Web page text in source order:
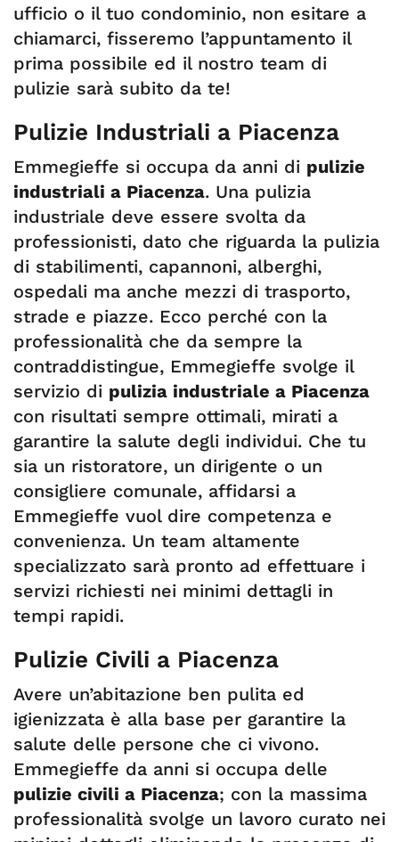
ufficio o il tuo condominio, non esitare a
chiamarci, fisseremo l’appuntamento il
prima possibile ed il nostro team di
pulizie sarà subito da te!
Pulizie Industriali a Piacenza
Emmegieffe si occupa da anni di pulizie
industriali a Piacenza. Una pulizia
industriale deve essere svolta da
professionisti, dato che riguarda la pulizia
di stabilimenti, capannoni, alberghi,
ospedali ma anche mezzi di trasporto,
strade e piazze. Ecco perché con la
professionalità che da sempre la
contraddistingue, Emmegieffe svolge il
servizio di pulizia industriale a Piacenza
con risultati sempre ottimali, mirati a
garantire la salute degli individui. Che tu
sia un ristoratore, un dirigente o un
consigliere comunale, affidarsi a
Emmegieffe vuol dire competenza e
convenienza. Un team altamente
specializzato sarà pronto ad effettuare i
servizi richiesti nei minimi dettagli in
tempi rapidi.
Pulizie Civili a Piacenza
Avere un’abitazione ben pulita ed
igienizzata è alla base per garantire la
salute delle persone che ci vivono.
Emmegieffe da anni si occupa delle
pulizie civili a Piacenza; con la massima
professionalità svolge un lavoro curato nei